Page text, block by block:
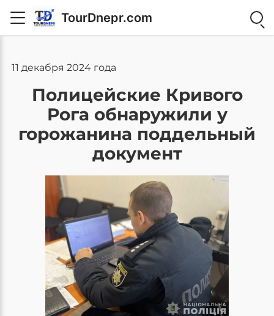
TourDnepr.com
11 декабря 2024 года
Полицейские Кривого
Рога обнаружили у
горожанина поддельный
документ